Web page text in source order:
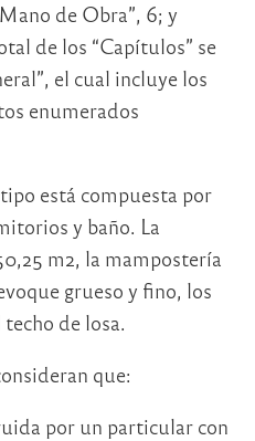
de Obra”, 6; y
de los “Capítulos” se
el cual incluye los
enumerados
está compuesta por
y baño. La
m2, la mampostería
grueso y fino, los
de losa.
que:
por un particular con